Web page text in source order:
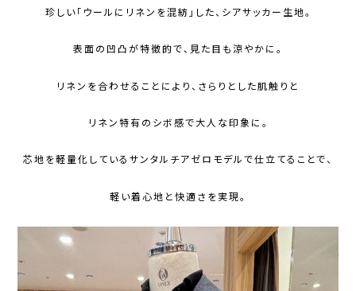
珍しい「ウールにリネンを混紡」した、シアサッカー生地。
表面の凹凸が特徴的で、見た目も涼やかに。
リネンを合わせることにより、さらりとした肌触りと
リネン特有のシボ感で大人な印象に。
芯地を軽量化しているサンタルチアゼロモデルで仕立てることで、
軽い着心地と快適さを実現。